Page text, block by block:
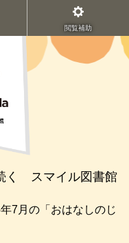
閲覧補助
スマイル図書館
7月の「おはなしのじ